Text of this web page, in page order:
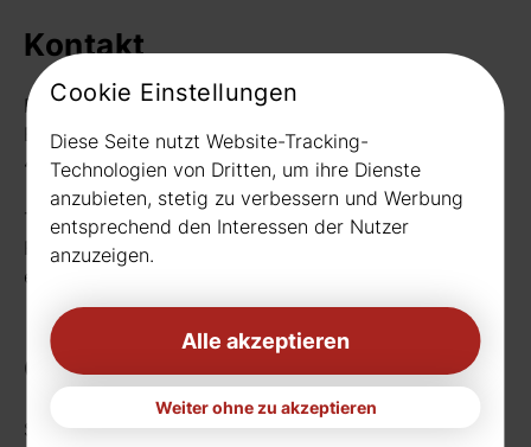
Kontakt
Rudat GmbH
Borussiastr. 26
44149 Dortmund
Telefon:0231 656677
Fax: 0231 656990
eMail:
Getränke
Sortiment
Cookie Einstellungen
Diese Seite nutzt Website-Tracking-
Technologien von Dritten, um ihre Dienste
anzubieten, stetig zu verbessern und Werbung
entsprechend den Interessen der Nutzer
anzuzeigen.
Alle akzeptieren
Weiter ohne zu akzeptieren